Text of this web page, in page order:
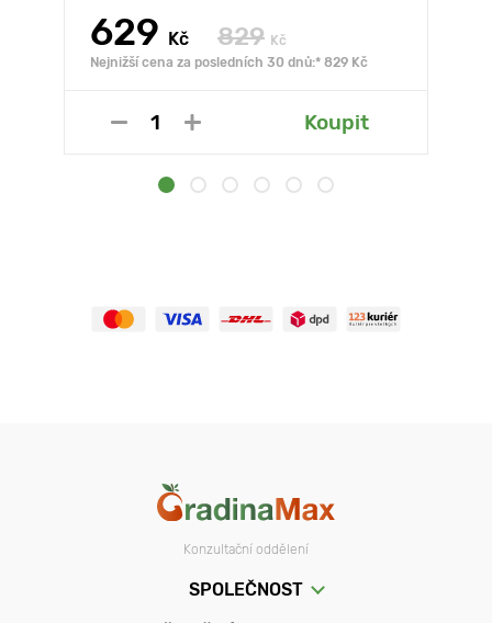
629 Kč 829 Kč
Nejnižší cena za posledních 30 dnů:* 829 Kč
Koupit
Konzultační oddělení
SPOLEČNOST